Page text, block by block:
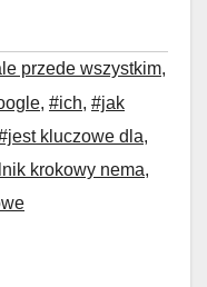
przede wszystkim,
, #ich, #jak
kluczowe dla,
krokowy nema,